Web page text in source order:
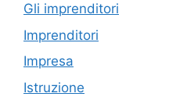
Gli imprenditori
Imprenditori
Impresa
Istruzione